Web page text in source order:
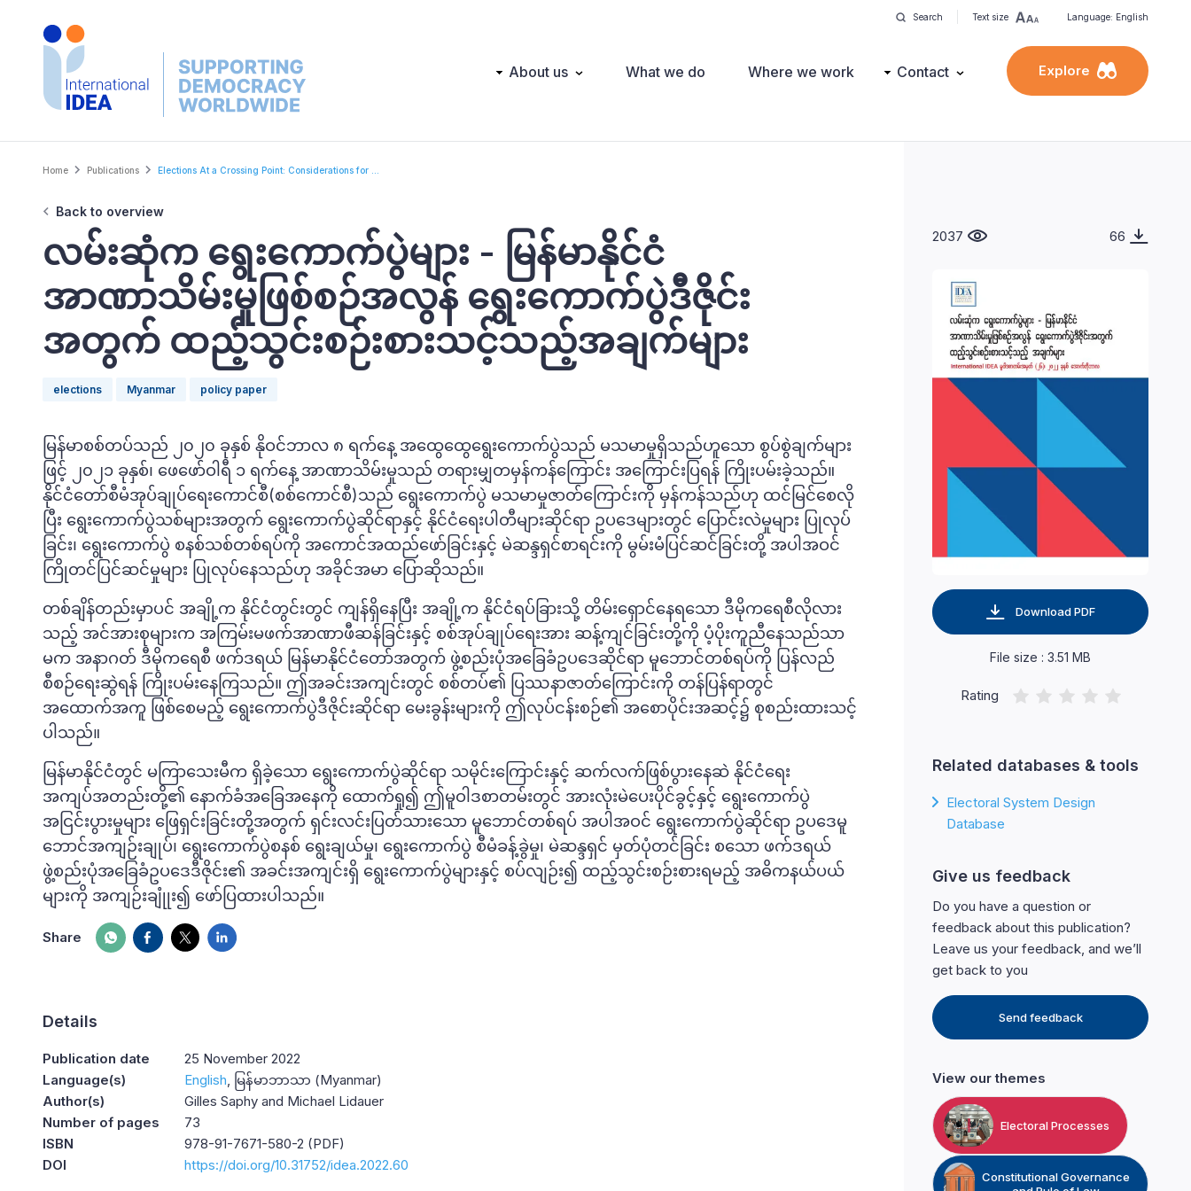
Search Text size Language: English
Main About us What we do Where we work Contact Explore
Breadcrumb
Home Publications Elections At a Crossing Point: Considerations for ...
Back to overview
လမ်းဆုံက ရွေးကောက်ပွဲများ - မြန်မာနိုင်ငံ
အာဏာသိမ်းမှုဖြစ်စဉ်အလွန် ရွေးကောက်ပွဲဒီဇိုင်း
အတွက် ထည့်သွင်းစဉ်းစားသင့်သည့်အချက်များ
elections Myanmar policy paper
မြန်မာစစ်တပ်သည် ၂၀၂၀ ခုနှစ် နိုဝင်ဘာလ ၈ ရက်နေ့ အထွေထွေရွေးကောက်ပွဲသည် မသမာမှုရှိသည်ဟူသော စွပ်စွဲချက်များ
ဖြင့် ၂၀၂၁ ခုနှစ်၊ ဖေဖော်ဝါရီ ၁ ရက်နေ့ အာဏာသိမ်းမှုသည် တရားမျှတမှန်ကန်ကြောင်း အကြောင်းပြရန် ကြိုးပမ်းခဲ့သည်။
နိုင်ငံတော်စီမံအုပ်ချုပ်ရေးကောင်စီ(စစ်ကောင်စီ)သည် ရွေးကောက်ပွဲ မသမာမှုဇာတ်ကြောင်းကို မှန်ကန်သည်ဟု ထင်မြင်စေလို
ပြီး ရွေးကောက်ပွဲသစ်များအတွက် ရွေးကောက်ပွဲဆိုင်ရာနှင့် နိုင်ငံရေးပါတီများဆိုင်ရာ ဥပဒေများတွင် ပြောင်းလဲမှုများ ပြုလုပ်
ခြင်း၊ ရွေးကောက်ပွဲ စနစ်သစ်တစ်ရပ်ကို အကောင်အထည်ဖော်ခြင်းနှင့် မဲဆန္ဒရှင်စာရင်းကို မွမ်းမံပြင်ဆင်ခြင်းတို့ အပါအဝင်
ကြိုတင်ပြင်ဆင်မှုများ ပြုလုပ်နေသည်ဟု အခိုင်အမာ ပြောဆိုသည်။
တစ်ချိန်တည်းမှာပင် အချို့က နိုင်ငံတွင်းတွင် ကျန်ရှိနေပြီး အချို့က နိုင်ငံရပ်ခြားသို့ တိမ်းရှောင်နေရသော ဒီမိုကရေစီလိုလား
သည့် အင်အားစုများက အကြမ်းမဖက်အာဏာဖီဆန်ခြင်းနှင့် စစ်အုပ်ချုပ်ရေးအား ဆန့်ကျင်ခြင်းတို့ကို ပံ့ပိုးကူညီနေသည်သာ
မက အနာဂတ် ဒီမိုကရေစီ ဖက်ဒရယ် မြန်မာနိုင်ငံတော်အတွက် ဖွဲ့စည်းပုံအခြေခံဥပဒေဆိုင်ရာ မူဘောင်တစ်ရပ်ကို ပြန်လည်
စီစဉ်ရေးဆွဲရန် ကြိုးပမ်းနေကြသည်။ ဤအခင်းအကျင်းတွင် စစ်တပ်၏ ပြဿနာဇာတ်ကြောင်းကို တန်ပြန်ရာတွင်
အထောက်အကူ ဖြစ်စေမည့် ရွေးကောက်ပွဲဒီဇိုင်းဆိုင်ရာ မေးခွန်းများကို ဤလုပ်ငန်းစဉ်၏ အစောပိုင်းအဆင့်၌ စုစည်းထားသင့်
ပါသည်။
မြန်မာနိုင်ငံတွင် မကြာသေးမီက ရှိခဲ့သော ရွေးကောက်ပွဲဆိုင်ရာ သမိုင်းကြောင်းနှင့် ဆက်လက်ဖြစ်ပွားနေဆဲ နိုင်ငံရေး
အကျပ်အတည်းတို့၏ နောက်ခံအခြေအနေကို ထောက်ရှု၍ ဤမူဝါဒစာတမ်းတွင် အားလုံးမဲပေးပိုင်ခွင့်နှင့် ရွေးကောက်ပွဲ
အငြင်းပွားမှုများ ဖြေရှင်းခြင်းတို့အတွက် ရှင်းလင်းပြတ်သားသော မူဘောင်တစ်ရပ် အပါအဝင် ရွေးကောက်ပွဲဆိုင်ရာ ဥပဒေမူ
ဘောင်အကျဉ်းချုပ်၊ ရွေးကောက်ပွဲစနစ် ရွေးချယ်မှု၊ ရွေးကောက်ပွဲ စီမံခန့်ခွဲမှု၊ မဲဆန္ဒရှင် မှတ်ပုံတင်ခြင်း စသော ဖက်ဒရယ်
ဖွဲ့စည်းပုံအခြေခံဥပဒေဒီဇိုင်း၏ အခင်းအကျင်းရှိ ရွေးကောက်ပွဲများနှင့် စပ်လျဉ်း၍ ထည့်သွင်းစဉ်းစားရမည့် အဓိကနယ်ပယ်
များကို အကျဉ်းချုုံး၍ ဖော်ပြထားပါသည်။
Share
Details
Publication date
25 November 2022
Language(s)
English
မြန်မာဘာသာ (Myanmar)
Author(s)
Gilles Saphy and Michael Lidauer
Number of pages
73
ISBN
978-91-7671-580-2 (PDF)
DOI
https://doi.org/10.31752/idea.2022.60
2037 66
Download PDF
File size : 3.51 MB
Rating
Related databases & tools
Electoral System Design
Database
Give us feedback
Do you have a question or
feedback about this publication?
Leave us your feedback, and we’ll
get back to you
Send feedback
View our themes
Electoral Processes
Constitutional Governance